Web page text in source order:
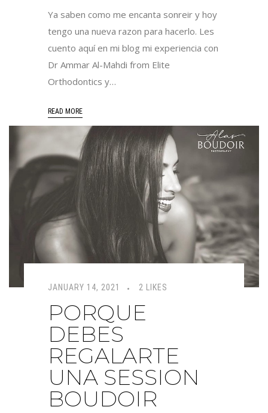
Ya saben como me encanta sonreir y hoy
tengo una nueva razon para hacerlo. Les
cuento aquí en mi blog mi experiencia con
Dr Ammar Al-Mahdi from Elite
Orthodontics y…
READ MORE
JANUARY 14, 2021 2 LIKES
PORQUE
DEBES
REGALARTE
UNA SESSION
BOUDOIR